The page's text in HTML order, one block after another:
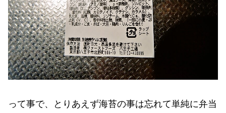
って事で、とりあえず海苔の事は忘れて単純に弁当